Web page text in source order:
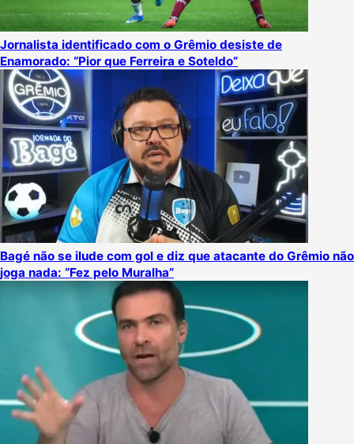
Jornalista identificado com o Grêmio desiste de
Enamorado: “Pior que Ferreira e Soteldo”
Bagé não se ilude com gol e diz que atacante do Grêmio não
joga nada: “Fez pelo Muralha”